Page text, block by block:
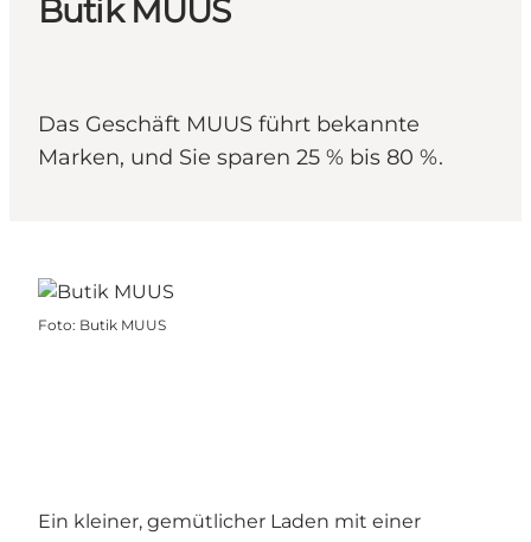
Butik MUUS
Das Geschäft MUUS führt bekannte
Marken, und Sie sparen 25 % bis 80 %.
Foto: Butik MUUS
Ein kleiner, gemütlicher Laden mit einer